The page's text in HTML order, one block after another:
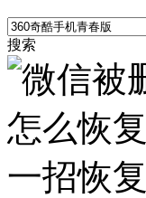
搜索